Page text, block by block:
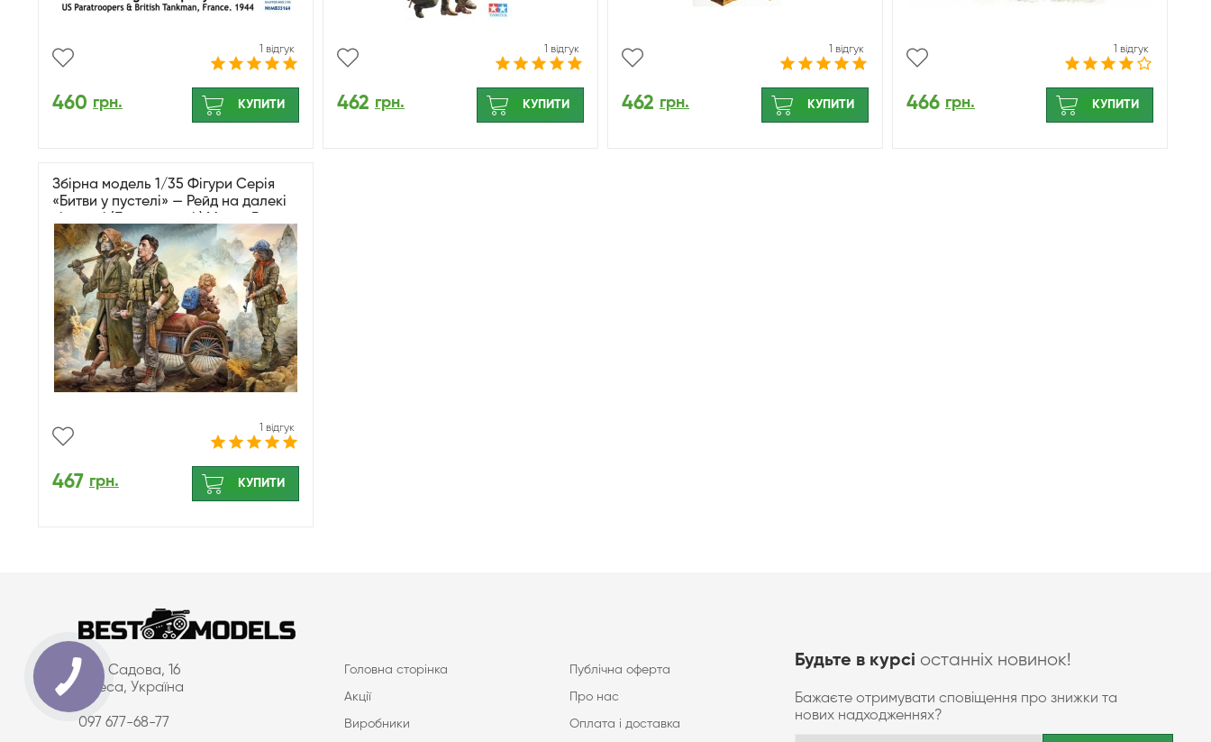
1 відгук
460 грн. КУПИТИ
1 відгук
462 грн. КУПИТИ
1 відгук
462 грн. КУПИТИ
1 відгук
466 грн. КУПИТИ
Збірна модель 1/35 Фігури Серія
«Битви у пустелі» — Рейд на далекі
35250
1 відгук
467 грн. КУПИТИ
вул. Садова, 16
Одеса, Україна
097 677-68-77
Головна сторінка Публічна оферта
Акції Про нас
Виробники Оплата і доставка
Будьте в курсі останніх новинок!
Бажаєте отримувати сповіщення про знижки та
нових надходженнях?